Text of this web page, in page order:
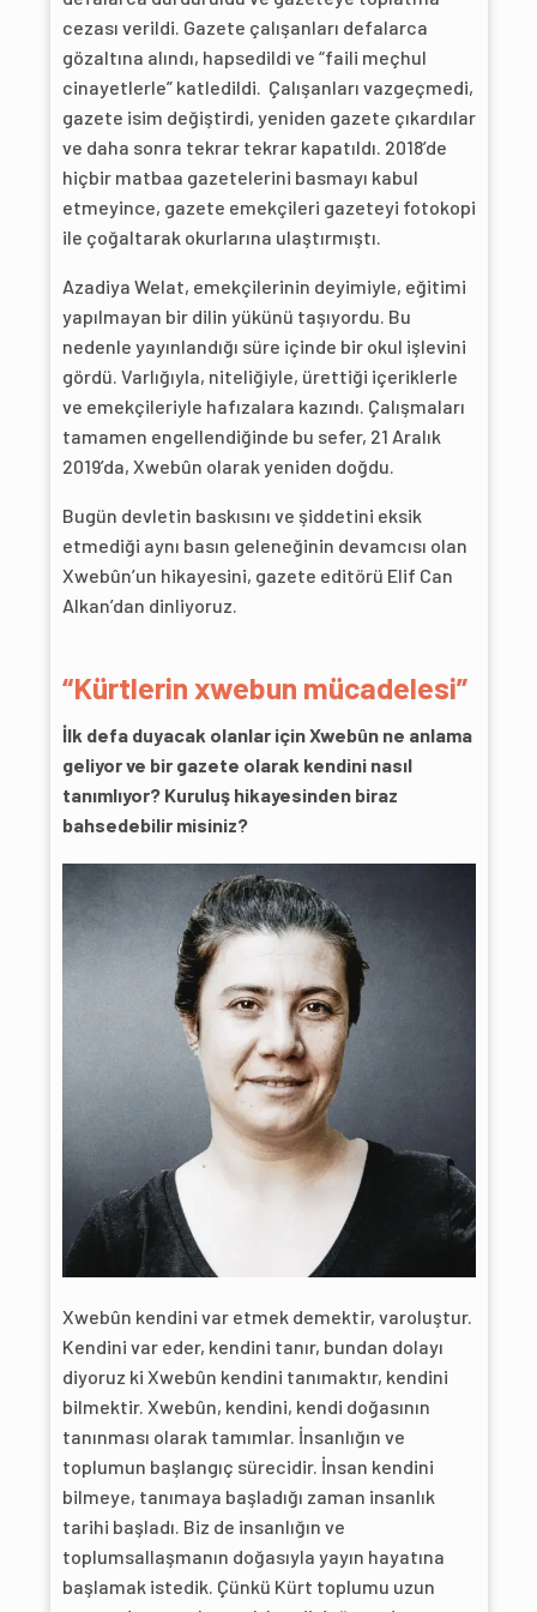
cezası verildi. Gazete çalışanları defalarca
gözaltına alındı, hapsedildi ve “faili meçhul
cinayetlerle” katledildi. Çalışanları vazgeçmedi,
gazete isim değiştirdi, yeniden gazete çıkardılar
ve daha sonra tekrar tekrar kapatıldı. 2018’de
hiçbir matbaa gazetelerini basmayı kabul
etmeyince, gazete emekçileri gazeteyi fotokopi
ile çoğaltarak okurlarına ulaştırmıştı.
Azadiya Welat, emekçilerinin deyimiyle, eğitimi
yapılmayan bir dilin yükünü taşıyordu. Bu
nedenle yayınlandığı süre içinde bir okul işlevini
gördü. Varlığıyla, niteliğiyle, ürettiği içeriklerle
ve emekçileriyle hafızalara kazındı. Çalışmaları
tamamen engellendiğinde bu sefer, 21 Aralık
2019’da, Xwebûn olarak yeniden doğdu.
Bugün devletin baskısını ve şiddetini eksik
etmediği aynı basın geleneğinin devamcısı olan
Xwebûn’un hikayesini, gazete editörü Elif Can
Alkan’dan dinliyoruz.
“Kürtlerin xwebun mücadelesi”
İlk defa duyacak olanlariçin Xwebûn ne anlama
geliyor ve bir gazete olarak kendini nasıl
tanımlıyor? Kuruluş hikayesinden biraz
bahsedebilir misiniz?
Xwebûn kendini var etmek demektir, varoluştur.
Kendini var eder, kendini tanır, bundan dolayı
diyoruz ki Xwebûn kendini tanımaktır, kendini
bilmektir. Xwebûn, kendini, kendi doğasının
tanınması olarak tamımlar. İnsanlığın ve
toplumun başlangıç sürecidir. İnsan kendini
bilmeye, tanımaya başladığı zaman insanlık
tarihi başladı. Biz de insanlığın ve
toplumsallaşmanın doğasıyla yayın hayatına
başlamak istedik. Çünkü Kürt toplumu uzun